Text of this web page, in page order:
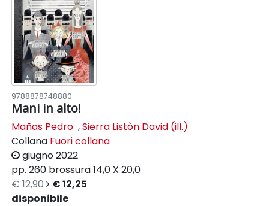
9788878748880
Mani in alto!
Mañas Pedro ,Sierra Listòn David (ill.)
Collana Fuori collana
giugno 2022
pp. 260 brossura14,0 X 20,0
€ 12,90
€ 12,25
disponibile